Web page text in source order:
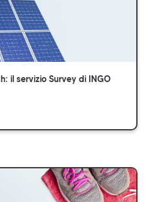
il servizio Survey di INGO